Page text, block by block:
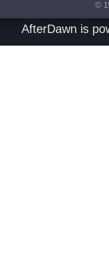
©
AfterDawn is